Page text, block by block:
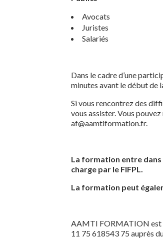
Avocats
Juristes
Salariés
Dans le cadre d’une
minutes avant le début de
Si vous rencontrez des
vous assister. Vous
af@aamtiformation.fr.
La formation entre dans
charge par le FIFPL.
La formation peut
AAMTI FORMATION est
11 75 618543 75 auprès